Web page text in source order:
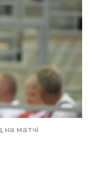
на матчі